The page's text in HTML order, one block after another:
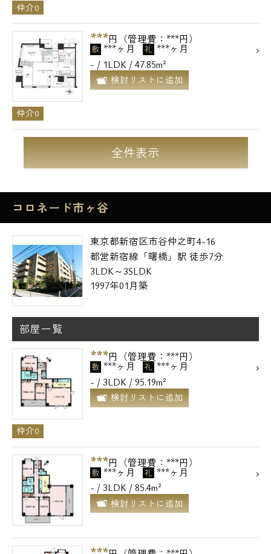
仲介0
***円（管理費：***円）
敷 ***ヶ月 礼 ***ヶ月
- / 1LDK / 47.85m²
検討リストに追加
仲介0
全件表示
コロネード市ヶ谷
東京都新宿区市谷仲之町4-16
都営新宿線「曙橋」駅 徒歩7分
3LDK～3SLDK
1997年01月築
部屋一覧
***円（管理費：***円）
敷 ***ヶ月 礼 ***ヶ月
- / 3LDK / 95.19m²
検討リストに追加
仲介0
***円（管理費：***円）
敷 ***ヶ月 礼 ***ヶ月
- / 3LDK / 85.4m²
検討リストに追加